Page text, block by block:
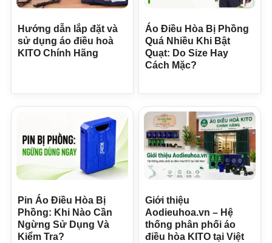
Hướng dẫn lắp đặt và
sử dụng áo điều hoà
KITO Chính Hãng
Áo Điều Hòa Bị Phồng
Quá Nhiều Khi Bật
Quạt: Do Size Hay
Cách Mặc?
Pin Áo Điều Hòa Bị
Phồng: Khi Nào Cần
Ngừng Sử Dụng Và
Kiểm Tra?
Giới thiệu
Aodieuhoa.vn – Hệ
thống phân phối áo
điều hòa KITO tại Việt